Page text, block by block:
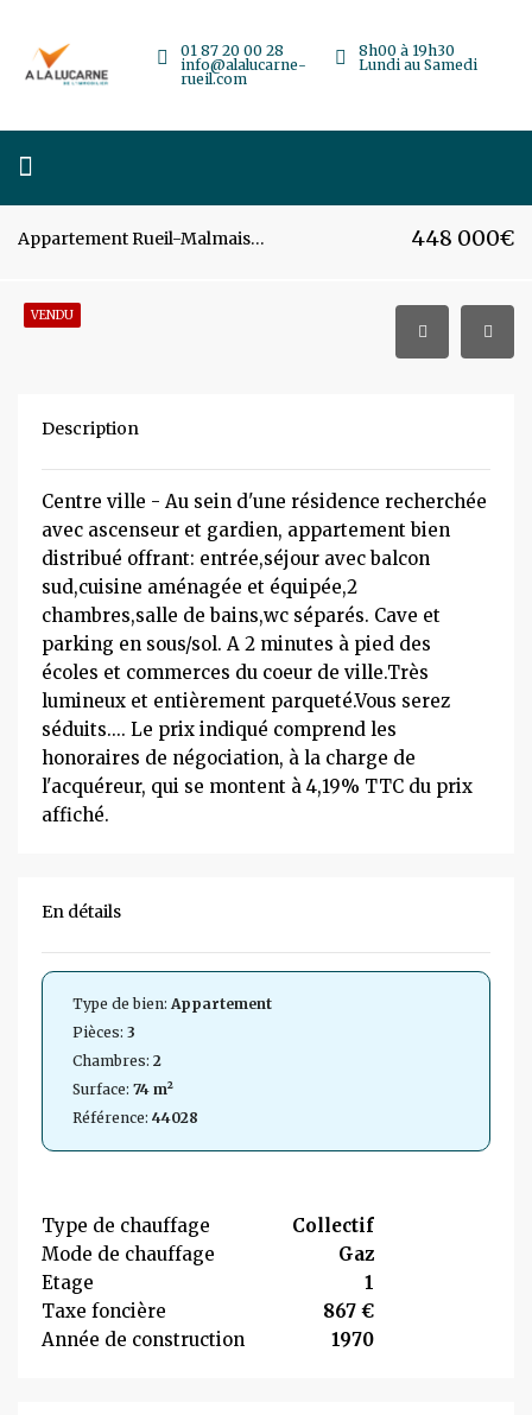
8h00 à 19h30
Lundi au Samedi
01 87 20 00 28
info@alalucarne-
rueil.com
Appartement Rueil-Malmaison – 74m² – 3 pièces 448 000€
VENDU
Description
Centre ville - Au sein d'une résidence recherchée
avec ascenseur et gardien, appartement bien
distribué offrant: entrée,séjour avec balcon
sud,cuisine aménagée et équipée,2
chambres,salle de bains,wc séparés. Cave et
parking en sous/sol. A 2 minutes à pied des
écoles et commerces du coeur de ville.Très
lumineux et entièrement parqueté.Vous serez
séduits.... Le prix indiqué comprend les
honoraires de négociation, à la charge de
l'acquéreur, qui se montent à 4,19% TTC du prix
affiché.
En détails
Type de bien: Appartement
Pièces: 3
Chambres: 2
Surface: 74 m²
Référence: 44028
Type de chauffage
Collectif
Mode de chauffage
Gaz
Etage
1
Taxe foncière
867 €
Année de construction
1970